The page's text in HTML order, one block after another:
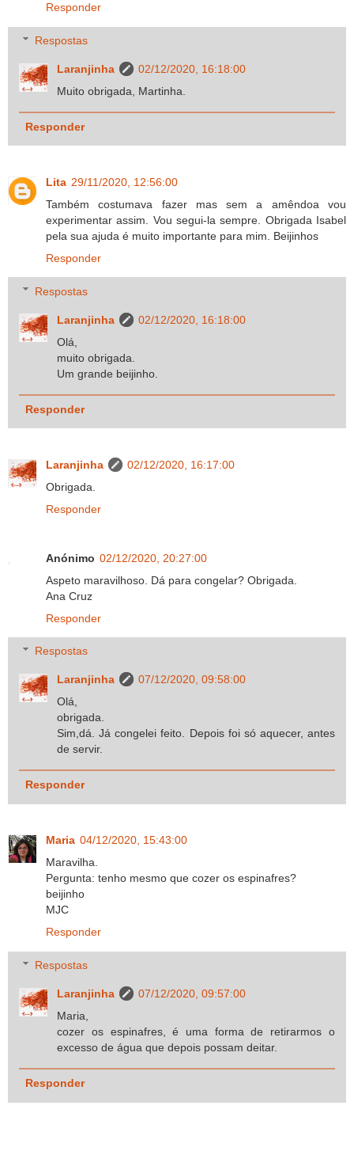
Responder
Respostas
Laranjinha
02/12/2020, 16:18:00
Muito obrigada, Martinha.
Responder
Lita 29/11/2020, 12:56:00
Também costumava fazer mas sem a amêndoa vou
experimentar assim. Vou segui-la sempre. Obrigada Isabel
pela sua ajuda é muito importante para mim. Beijinhos
Responder
Respostas
Laranjinha
02/12/2020, 16:18:00
Olá,
muito obrigada.
Um grande beijinho.
Responder
Laranjinha
02/12/2020, 16:17:00
Obrigada.
Responder
Anónimo 02/12/2020, 20:27:00
Aspeto maravilhoso. Dá para congelar? Obrigada.
Ana Cruz
Responder
Respostas
Laranjinha
07/12/2020, 09:58:00
Olá,
obrigada.
Sim,dá. Já congelei feito. Depois foi só aquecer, antes
de servir.
Responder
Maria 04/12/2020, 15:43:00
Maravilha.
Pergunta: tenho mesmo que cozer os espinafres?
beijinho
MJC
Responder
Respostas
Laranjinha
07/12/2020, 09:57:00
Maria,
cozer os espinafres, é uma forma de retirarmos o
excesso de água que depois possam deitar.
Responder